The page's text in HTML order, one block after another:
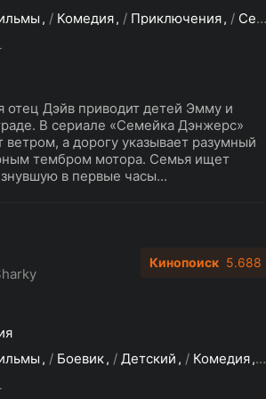
/ Комедия / Приключения / Семейный
отец Дэйв приводит детей Эмму и
В сериале «Семейка Дэнжерс»
а дорогу указывает разумный
тембром мотора. Семья ищет
в первые часы...
/ Боевик / Детский / Комедия /
Кинопоиск 5.688